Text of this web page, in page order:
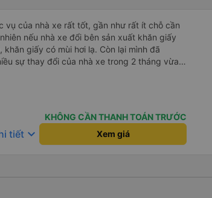
vụ của nhà xe rất tốt, gần như rất ít chỗ cần
nếu nhà xe đổi bên sản xuất khăn giấy
khăn giấy có mùi hơi lạ. Còn lại mình đã
sự thay đổi của nhà xe trong 2 tháng vừa
xe ngày càng thân thiện, quy trình phục vụ
KHÔNG CẦN THANH TOÁN TRƯỚC
tiết keyboard_arrow_down Xem giá